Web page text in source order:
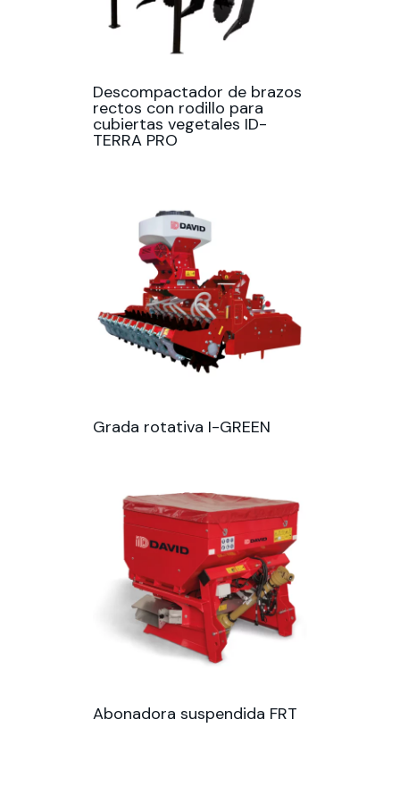
Descompactador de brazos
rectos con rodillo para
cubiertas vegetales ID-
TERRA PRO
Grada rotativa I-GREEN
Abonadora suspendida FRT